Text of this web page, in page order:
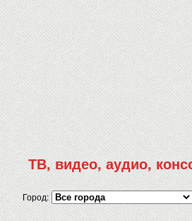
ТВ, видео, аудио,
Город: